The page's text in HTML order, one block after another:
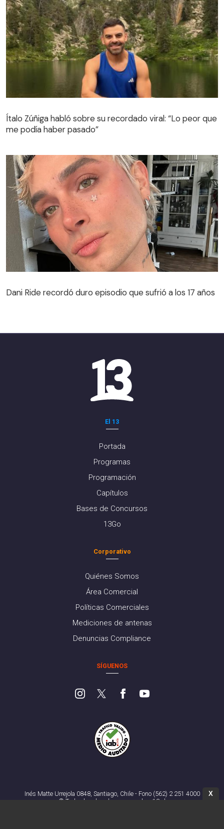
Ítalo Zúñiga habló sobre su recordado viral: “Lo peor que
me podía haber pasado”
Dani Ride recordó duro episodio que sufrió a los 17 años
El 13
Portada
Programas
Programación
Capítulos
Bases de Concursos
13Go
Corporativo
Quiénes Somos
Área Comercial
Políticas Comerciales
Mediciones de antenas
Denuncias Compliance
SÍGUENOS
Inés Matte Urrejola 0848, Santiago, Chile - Fono (562) 2 251 4000
© Todos los derechos reservados. 13.cl
X